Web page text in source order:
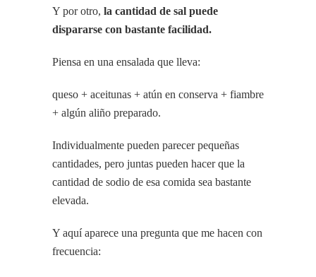
Y por otro, la cantidad de sal puede
dispararse con bastante facilidad.
Piensa en una ensalada que lleva:
queso + aceitunas + atún en conserva + fiambre
+ algún aliño preparado.
Individualmente pueden parecer pequeñas
cantidades, pero juntas pueden hacer que la
cantidad de sodio de esa comida sea bastante
elevada.
Y aquí aparece una pregunta que me hacen con
frecuencia: